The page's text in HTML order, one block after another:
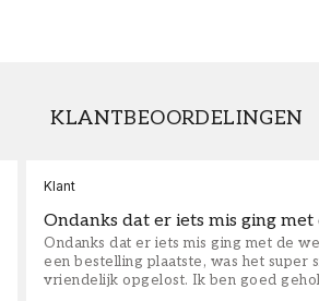
KLANTBEOORDELINGEN
Klant
Ondanks dat er iets mis ging met
Ondanks dat er iets mis ging met de
een bestelling plaatste, was het super
vriendelijk opgelost. Ik ben goed